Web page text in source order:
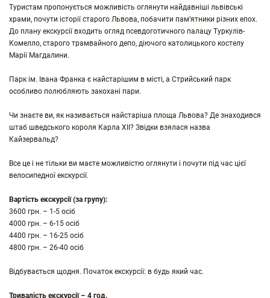
Туристам пропонується можливість оглянути найдавніші львівські
храми, почути історії старого Львова, побачити пам’ятники різних епох.
До плану екскурсії входить огляд псевдоготичного палацу Туркулів-
Комелло, старого трамвайного депо, діючого католицького костелу
Марії Магдалини.
Парк ім. Івана Франка є найстарішим в місті, а Стрийський парк
особливо полюбляють закохані пари.
Чи знаєте ви, як називається найстаріша площа Львова? Де знаходився
штаб шведського короля Карла ХІІ? Звідки взялася назва
Кайзервальд?
Все це і не тільки ви маєте можливістю оглянути і почути під час цієї
велосипедної екскурсії.
Вартість екскурсії(за групу):
3600 грн. – 1-5 осіб
4000 грн. – 6-15 осіб
4400 грн. – 16-25 осіб
4800 грн. – 26-40 осіб
Відбувається щодня. Початок екскурсії: в будь який час.
Тривалість екскурсії – 4 год.